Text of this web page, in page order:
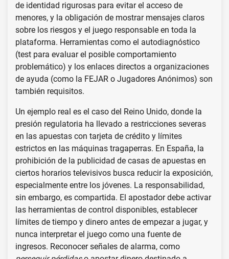
de identidad rigurosas para evitar el acceso de
menores, y la obligación de mostrar mensajes claros
sobre los riesgos y el juego responsable en toda la
plataforma. Herramientas como el autodiagnóstico
(test para evaluar el posible comportamiento
problemático) y los enlaces directos a organizaciones
de ayuda (como la FEJAR o Jugadores Anónimos) son
también requisitos.
Un ejemplo real es el caso del Reino Unido, donde la
presión regulatoria ha llevado a restricciones severas
en las apuestas con tarjeta de crédito y límites
estrictos en las máquinas tragaperras. En España, la
prohibición de la publicidad de casas de apuestas en
ciertos horarios televisivos busca reducir la exposición,
especialmente entre los jóvenes. La responsabilidad,
sin embargo, es compartida. El apostador debe activar
las herramientas de control disponibles, establecer
límites de tiempo y dinero antes de empezar a jugar, y
nunca interpretar el juego como una fuente de
ingresos. Reconocer señales de alarma, como